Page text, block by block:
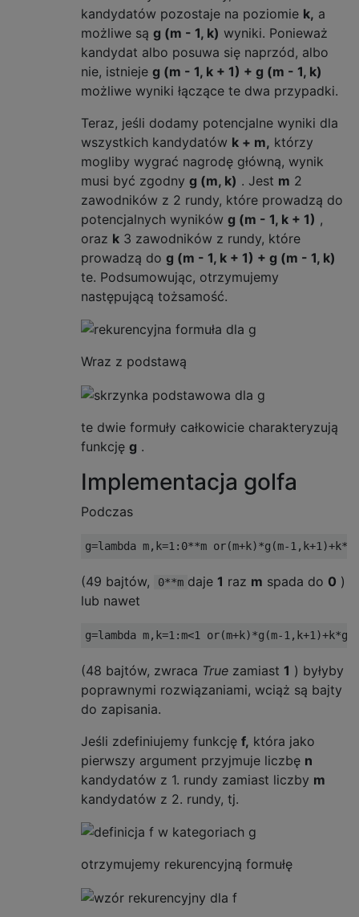
kandydatów pozostaje na poziomie k, a
możliwe są g (m - 1, k) wyniki. Ponieważ
kandydat albo posuwa się naprzód, albo
nie, istnieje g (m - 1, k + 1) + g (m - 1, k)
możliwe wyniki łączące te dwa przypadki.
Teraz, jeśli dodamy potencjalne wyniki dla
wszystkich kandydatów k + m, którzy
mogliby wygrać nagrodę główną, wynik
musi być zgodny g (m, k) . Jest m 2
zawodników z 2 rundy, które prowadzą do
potencjalnych wyników g (m - 1, k + 1) ,
oraz k 3 zawodników z rundy, które
prowadzą do g (m - 1, k + 1) + g (m - 1, k)
te. Podsumowując, otrzymujemy
następującą tożsamość.
Wraz z podstawą
te dwie formuły całkowicie charakteryzują
funkcję g .
Implementacja golfa
Podczas
g=lambda m, k=1 : 0**m or(m+k)*g (m-1 , k+1 )+k*
(49 bajtów, 0**m daje 1 raz m spada do 0 )
lub nawet
g=lambda m, k=1 :m<1 or(m+k)*g (m-1 , k+1 )+k*g
(48 bajtów, zwraca True zamiast 1 ) byłyby
poprawnymi rozwiązaniami, wciąż są bajty
do zapisania.
Jeśli zdefiniujemy funkcję f, która jako
pierwszy argument przyjmuje liczbę n
kandydatów z 1. rundy zamiast liczby m
kandydatów z 2. rundy, tj.
otrzymujemy rekurencyjną formułę